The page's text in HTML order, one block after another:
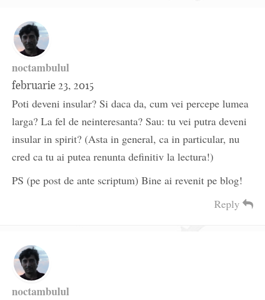
noctambulul
februarie 23, 2015
Poti deveni insular? Si daca da, cum vei percepe lumea
larga? La fel de neinteresanta? Sau: tu vei putra deveni
insular in spirit? (Asta in general, ca in particular, nu
cred ca tu ai putea renunta definitiv la lectura!)
PS (pe post de ante scriptum) Bine ai revenit pe blog!
Reply
noctambulul